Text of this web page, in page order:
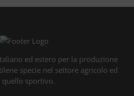
ed estero per la produzione
specie nel settore agricolo ed
quello sportivo.